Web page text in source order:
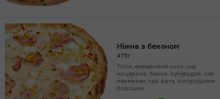
Ніжна з беконом
475г
Тісто, вершковий соус, сир
моцарела, бекон, кукурудза, сир
пармезан, сир фета, кукурудзяне
борошно